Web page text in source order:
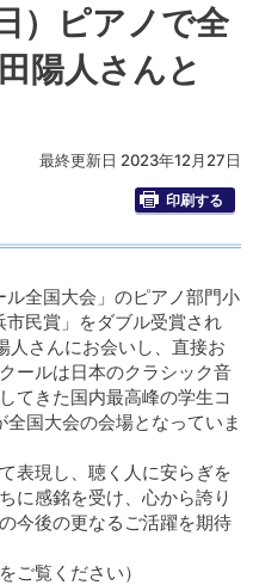
になった平田陽人さんと
）ピアノで全
陽人さんと
最終更新日 2023年12月27日
印刷する
ル全国大会」のピアノ部門小
民賞」をダブル受賞され
人さんにお会いし、直接お
ールは日本のクラシック音
てきた国内最高峰の学生コ
国大会の会場となっていま
表現し、聴く人に安らぎを
に感銘を受け、心から誇り
今後の更なるご活躍を期待
をご覧ください）